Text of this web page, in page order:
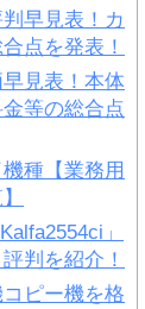
早見表！カ
点を発表！
見表！本体
等の総合点
種【業務用
」
判を紹介！
ピー機を格